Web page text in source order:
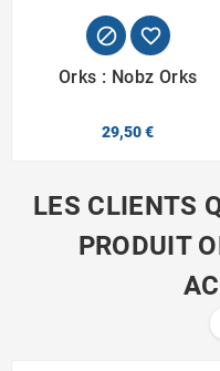
 
Orks : Nobz Orks
29,50 €
LES CLIENTS
PRODUIT